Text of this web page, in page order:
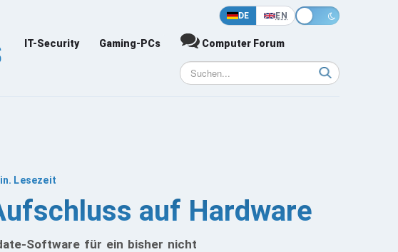
DE EN
IT-Security Gaming-PCs Computer Forum
Lesezeit
auf Hardware
Software für ein bisher nicht